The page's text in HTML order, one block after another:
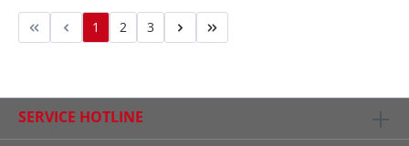
1 2 3
SERVICE HOTLINE